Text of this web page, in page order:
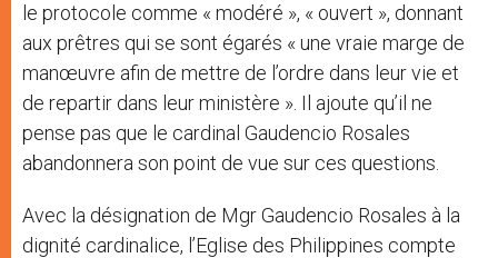
le protocole comme « modéré », « ouvert », donnant
aux prêtres qui se sont égarés « une vraie marge de
manœuvre afin de mettre de l’ordre dans leur vie et
de repartir dans leur ministère ». Il ajoute qu’il ne
pense pas que le cardinal Gaudencio Rosales
abandonnera son point de vue sur ces questions.
Avec la désignation de Mgr Gaudencio Rosales à la
dignité cardinalice, l’Eglise des Philippines compte